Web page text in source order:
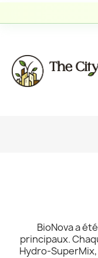
BioNova a
principaux.
Hydro-